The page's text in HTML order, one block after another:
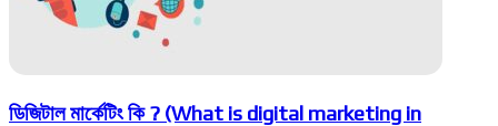
ডিজিটাল মার্কেটিং কি ? (What is digital marketing in